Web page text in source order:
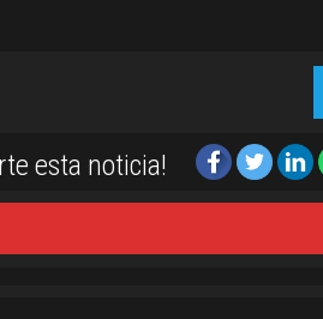
esta noticia!